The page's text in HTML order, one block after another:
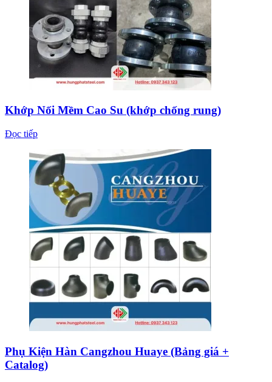
Khớp Nối Mềm Cao Su (khớp chống rung)
Đọc tiếp
Phụ Kiện Hàn Cangzhou Huaye (Bảng giá +
Catalog)